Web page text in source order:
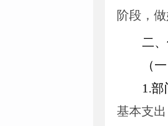
阶段，
二
（
1 .部
基本支出